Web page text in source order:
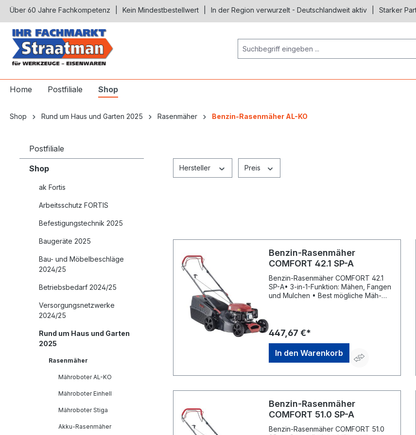
Zur Hauptnavigation springen
Über 60 Jahre Fachkompetenz Kein Mindestbestellwert In der Region verwurzelt - Deutschlandweit aktiv Starker
Home Postfiliale Shop
Shop Rund um Haus und Garten 2025 Rasenmäher Benzin-Rasenmäher AL-KO
Postfiliale
Shop
ak Fortis
Arbeitsschutz FORTIS
Befestigungstechnik 2025
Baugeräte 2025
Bau- und Möbelbeschläge
2024/25
Betriebsbedarf 2024/25
Versorgungsnetzwerke
2024/25
Rund um Haus und Garten
2025
Rasenmäher
Mähroboter AL-KO
Mähroboter Einhell
Mähroboter Stiga
Akku-Rasenmäher
Hersteller Preis
Benzin-Rasenmäher
COMFORT 42.1 SP-A
Benzin-Rasenmäher COMFORT 42.1
SP-A• 3-in-1-Funktion: Mähen, Fangen
und Mulchen • Best mögliche Mäh-
Füllstandsanzeige und großer
Entleeröffnung • Zentrale
Schnitthöhenverstellung •
Hinterradantrieb 1-Gang •
Ergonomisch geformter Führungsholm
mit Komfortgriff • Kugelgelagerte
Gehäuse aus Stahlblech
pulverbeschichtetHersteller: AL-KO
Geräte GmbH, Ichenhauser Straße 14,
89359 Kötz, DE, +4982212030,
gardentech@al-ko.de
447,67 €*
In den Warenkorb
Benzin-Rasenmäher
COMFORT 51.0 SP-A
Benzin-Rasenmäher COMFORT 51.0